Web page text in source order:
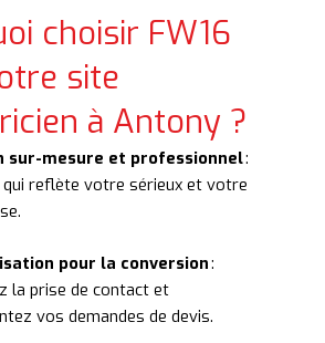
choisir FW16
site
à Antony ?
sur-mesure et professionnel:
qui reflète votre sérieux et votre
pour la conversion:
la prise de contact et
vos demandes de devis.